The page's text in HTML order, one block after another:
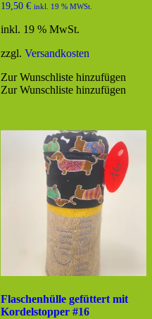
19,50 € inkl. 19 % MWSt.
inkl. 19 % MwSt.
zzgl. Versandkosten
Zur Wunschliste hinzufügen
Zur Wunschliste hinzufügen
Flaschenhülle gefüttert mit
Kordelstopper #16